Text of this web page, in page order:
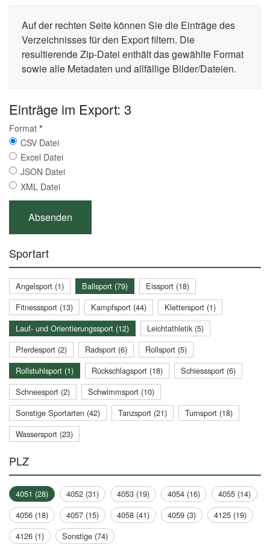
Auf der rechten Seite können Sie die Einträge des
Verzeichnisses für den Export filtern. Die
resultierende Zip-Datei enthält das gewählte Format
sowie alle Metadaten und allfällige Bilder/Dateien.
Einträge im Export: 3
Format *
CSV Datei
Excel Datei
JSON Datei
XML Datei
Sportart
Angelsport (1) Ballsport (79)
Eissport (18)
Fitnesssport (13)
Kampfsport (44)
Klettersport (1)
Lauf- und Orientierungssport (12)
Leichtathletik (5)
Pferdesport (2)
Radsport (6)
Rollsport (5)
Rollstuhlsport (1)
Rückschlagsport (18)
Schiesssport (6)
Schneesport (2)
Schwimmsport (10)
Sonstige Sportarten (42)
Tanzsport (21)
Turnsport (18)
Wassersport (23)
PLZ
4051 (28) 4052 (31) 4053 (19) 4054 (16)
4055 (14)
4056 (18)
4057 (15) 4058 (41) 4059 (3)
4125 (19)
4126 (1)
Sonstige (74)